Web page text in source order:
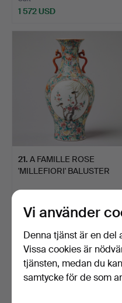
1 572 USD
21. A FAMILLE ROSE
'MILLEFIORI' BALUSTER
2 005 USD
Vi använder
Denna tjänst är en del
Vissa cookies är
tjänsten, medan du
samtycke för de som